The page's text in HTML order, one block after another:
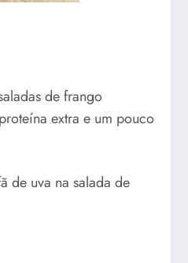
de frango
extra e um pouco
de uva na salada de